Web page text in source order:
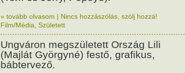
» tovább olvasom | Nincs hozzászólás, szólj hozzá!
Film/Média Született
Ungváron megszületett Ország Lili
(Majlát Györgyné) festő, grafikus,
bábtervező.